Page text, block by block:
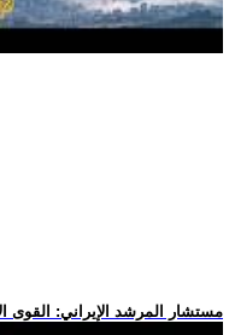
.. مستشار المرشد الإيراني: القوى